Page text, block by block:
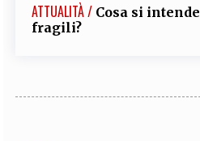
ATTUALITÀ / Cosa si
fragili?